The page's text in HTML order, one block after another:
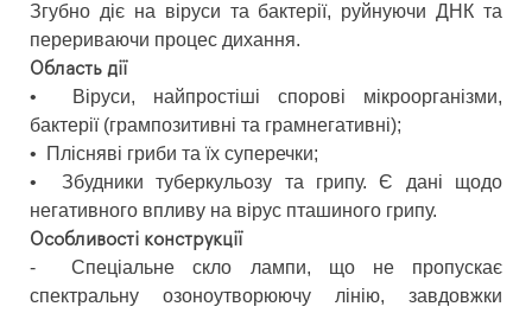
Згубно діє на віруси та бактерії, руйнуючи ДНК та
перериваючи процес дихання.
Область дії
•
Віруси, найпростіші спорові мікроорганізми,
бактерії (грампозитивні та грамнегативні);
•
Плісняві гриби та їх суперечки;
•
Збудники туберкульозу та грипу. Є дані щодо
негативного впливу на вірус пташиного грипу.
Особливості конструкції
-
Спеціальне скло лампи, що не пропускає
спектральну озоноутворюючу лінію, завдовжки